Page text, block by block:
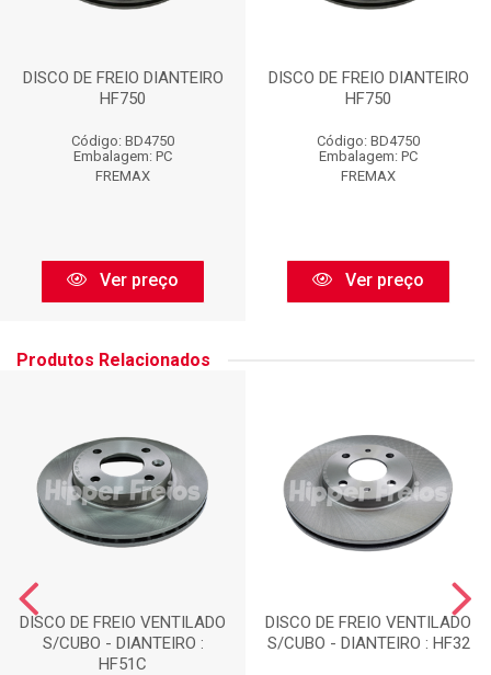
DISCO DE FREIO DIANTEIRO
HF750
Código: BD4750
Embalagem: PC
FREMAX
Ver preço
DISCO DE FREIO DIANTEIRO
HF750
Código: BD4750
Embalagem: PC
FREMAX
Ver preço
Produtos Relacionados
DISCO DE FREIO VENTILADO
S/CUBO - DIANTEIRO :
HF51C
DISCO DE FREIO VENTILADO
S/CUBO - DIANTEIRO : HF32